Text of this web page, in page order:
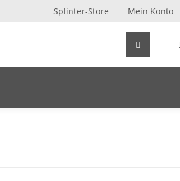
Splinter-Store Mein Konto